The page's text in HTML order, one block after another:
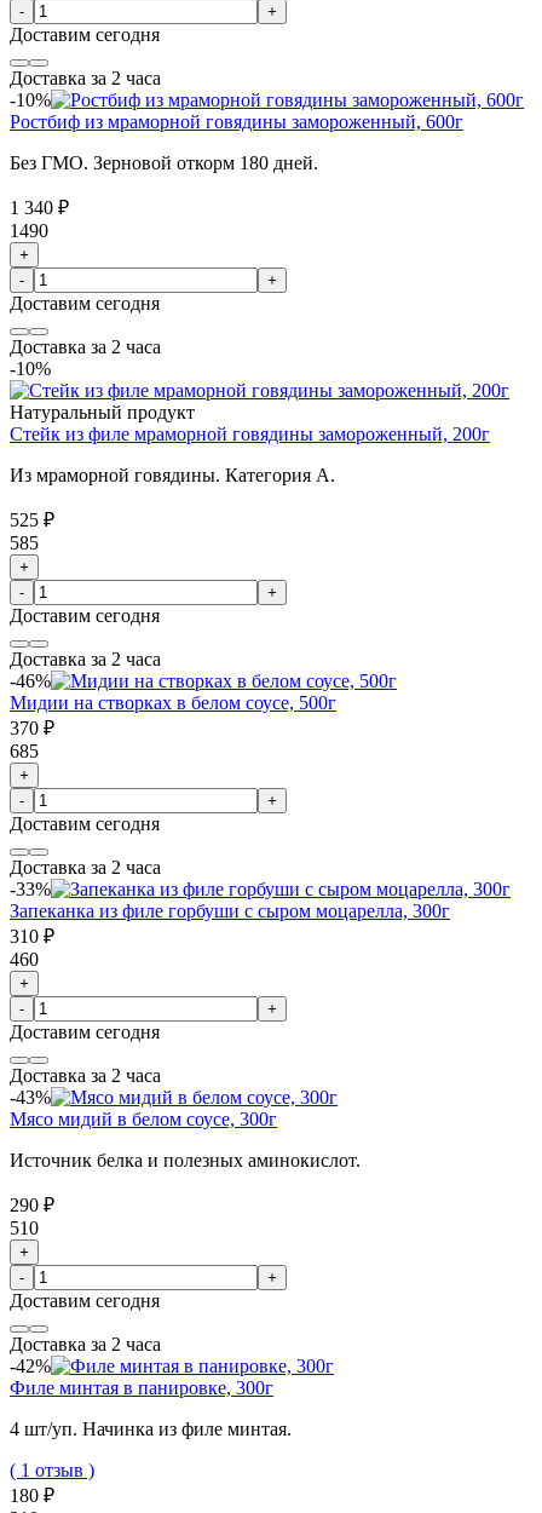
-
+
Доставим сегодня
Доставка за 2 часа
-10%
Ростбиф из мраморной говядины замороженный, 600г
Без ГМО. Зерновой откорм 180 дней.
1 340 ₽
1490
+
-
+
Доставим сегодня
Доставка за 2 часа
-10%
Натуральный продукт
Стейк из филе мраморной говядины замороженный, 200г
Из мраморной говядины. Категория А.
525 ₽
585
+
-
+
Доставим сегодня
Доставка за 2 часа
-46%
Мидии на створках в белом соусе, 500г
370 ₽
685
+
-
+
Доставим сегодня
Доставка за 2 часа
-33%
Запеканка из филе горбуши с сыром моцарелла, 300г
310 ₽
460
+
-
+
Доставим сегодня
Доставка за 2 часа
-43%
Мясо мидий в белом соусе, 300г
Источник белка и полезных аминокислот.
290 ₽
510
+
-
+
Доставим сегодня
Доставка за 2 часа
-42%
Филе минтая в панировке, 300г
4 шт/уп. Начинка из филе минтая.
( 1 отзыв )
180 ₽